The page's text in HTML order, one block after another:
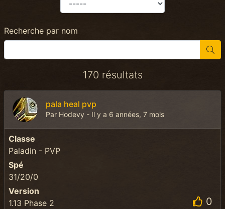
Recherche par nom
170 résultats
pala heal pvp
Par Hodevy - Il y a 6 années, 7 mois
Classe
Paladin - PVP
Spé
31/20/0
Version
1.13 Phase 2
0